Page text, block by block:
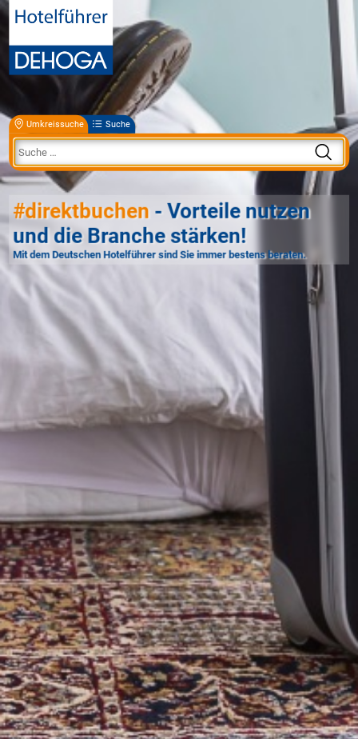
Umkreissuche Suche
#direktbuchen - Vorteile nutzen
und die Branche stärken!
Mit dem Deutschen Hotelführer sind Sie immer bestens beraten.